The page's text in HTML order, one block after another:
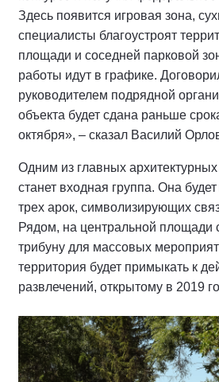
Здесь появится игровая зона,
специалисты благоустроят
площади и соседней парковой
работы идут в графике.
руководителем подрядной
объекта будет сдана раньше
октября», – сказал Василий
Одним из главных архитектурных
станет входная группа. Она
трех арок, символизирующих
Рядом, на центральной площади
трибуну для массовых
территория будет примыкать к
развлечений, открытому в 2019